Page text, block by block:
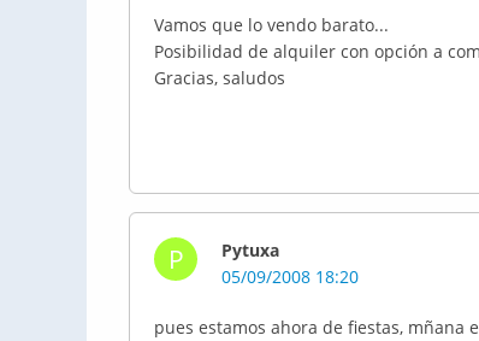
Vamos que lo vendo barato...
Posibilidad de alquiler con opción a
Gracias, saludos
P
Pytuxa
05/09/2008 18:20
pues estamos ahora de fiestas, mñana